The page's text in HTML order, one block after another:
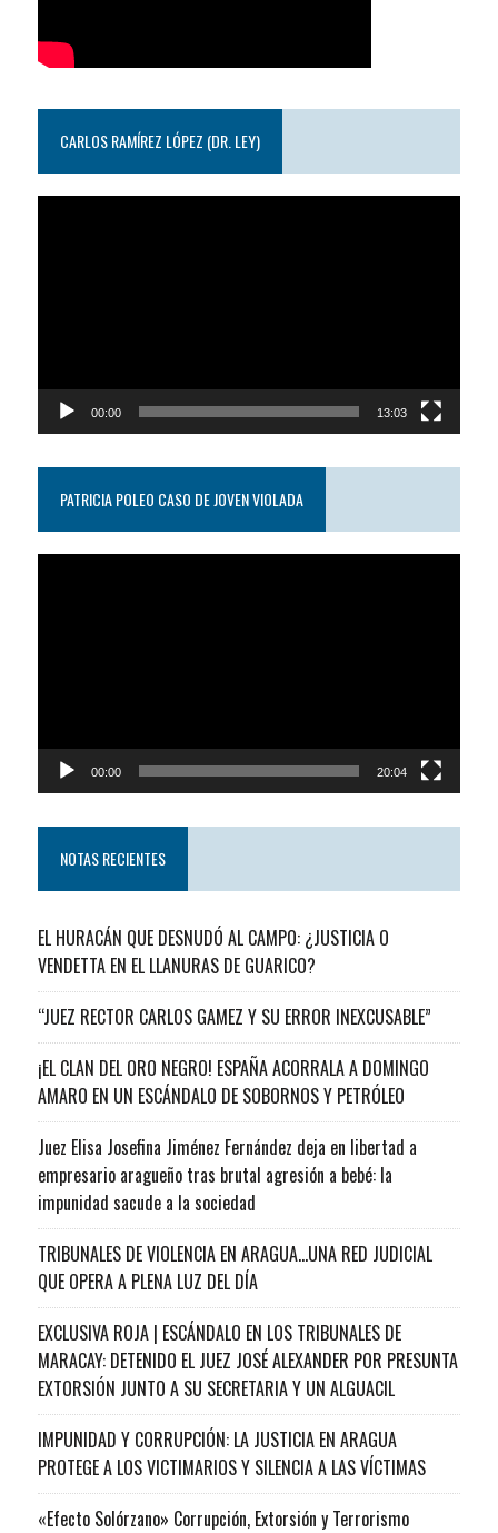
CARLOS RAMÍREZ LÓPEZ (DR. LEY)
00:00 13:03
PATRICIA POLEO CASO DE JOVEN VIOLADA
00:00 20:04
NOTAS RECIENTES
EL HURACÁN QUE DESNUDÓ AL CAMPO: ¿JUSTICIA O
VENDETTA EN EL LLANURAS DE GUARICO?
“JUEZ RECTOR CARLOS GAMEZ Y SU ERROR INEXCUSABLE”
¡EL CLAN DEL ORO NEGRO! ESPAÑA ACORRALA A DOMINGO
AMARO EN UN ESCÁNDALO DE SOBORNOS Y PETRÓLEO
Juez Elisa Josefina Jiménez Fernández deja en libertad a
empresario aragueño tras brutal agresión a bebé: la
impunidad sacude a la sociedad
TRIBUNALES DE VIOLENCIA EN ARAGUA…UNA RED JUDICIAL
QUE OPERA A PLENA LUZ DEL DÍA
EXCLUSIVA ROJA | ESCÁNDALO EN LOS TRIBUNALES DE
MARACAY: DETENIDO EL JUEZ JOSÉ ALEXANDER POR PRESUNTA
EXTORSIÓN JUNTO A SU SECRETARIA Y UN ALGUACIL
IMPUNIDAD Y CORRUPCIÓN: LA JUSTICIA EN ARAGUA
PROTEGE A LOS VICTIMARIOS Y SILENCIA A LAS VÍCTIMAS
«Efecto Solórzano» Corrupción, Extorsión y Terrorismo